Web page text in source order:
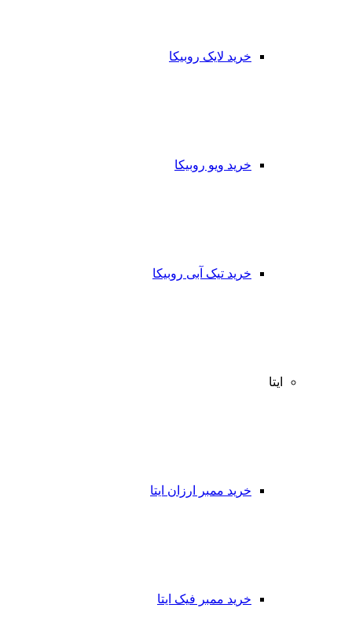
خرید لایک روبیکا
خرید ویو روبیکا
خرید تیک آبی روبیکا
ایتا
خرید ممبر ارزان ایتا
خرید ممبر فیک ایتا